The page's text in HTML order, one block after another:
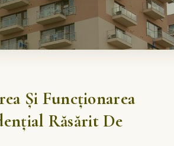
Și Funcționarea
Răsărit De